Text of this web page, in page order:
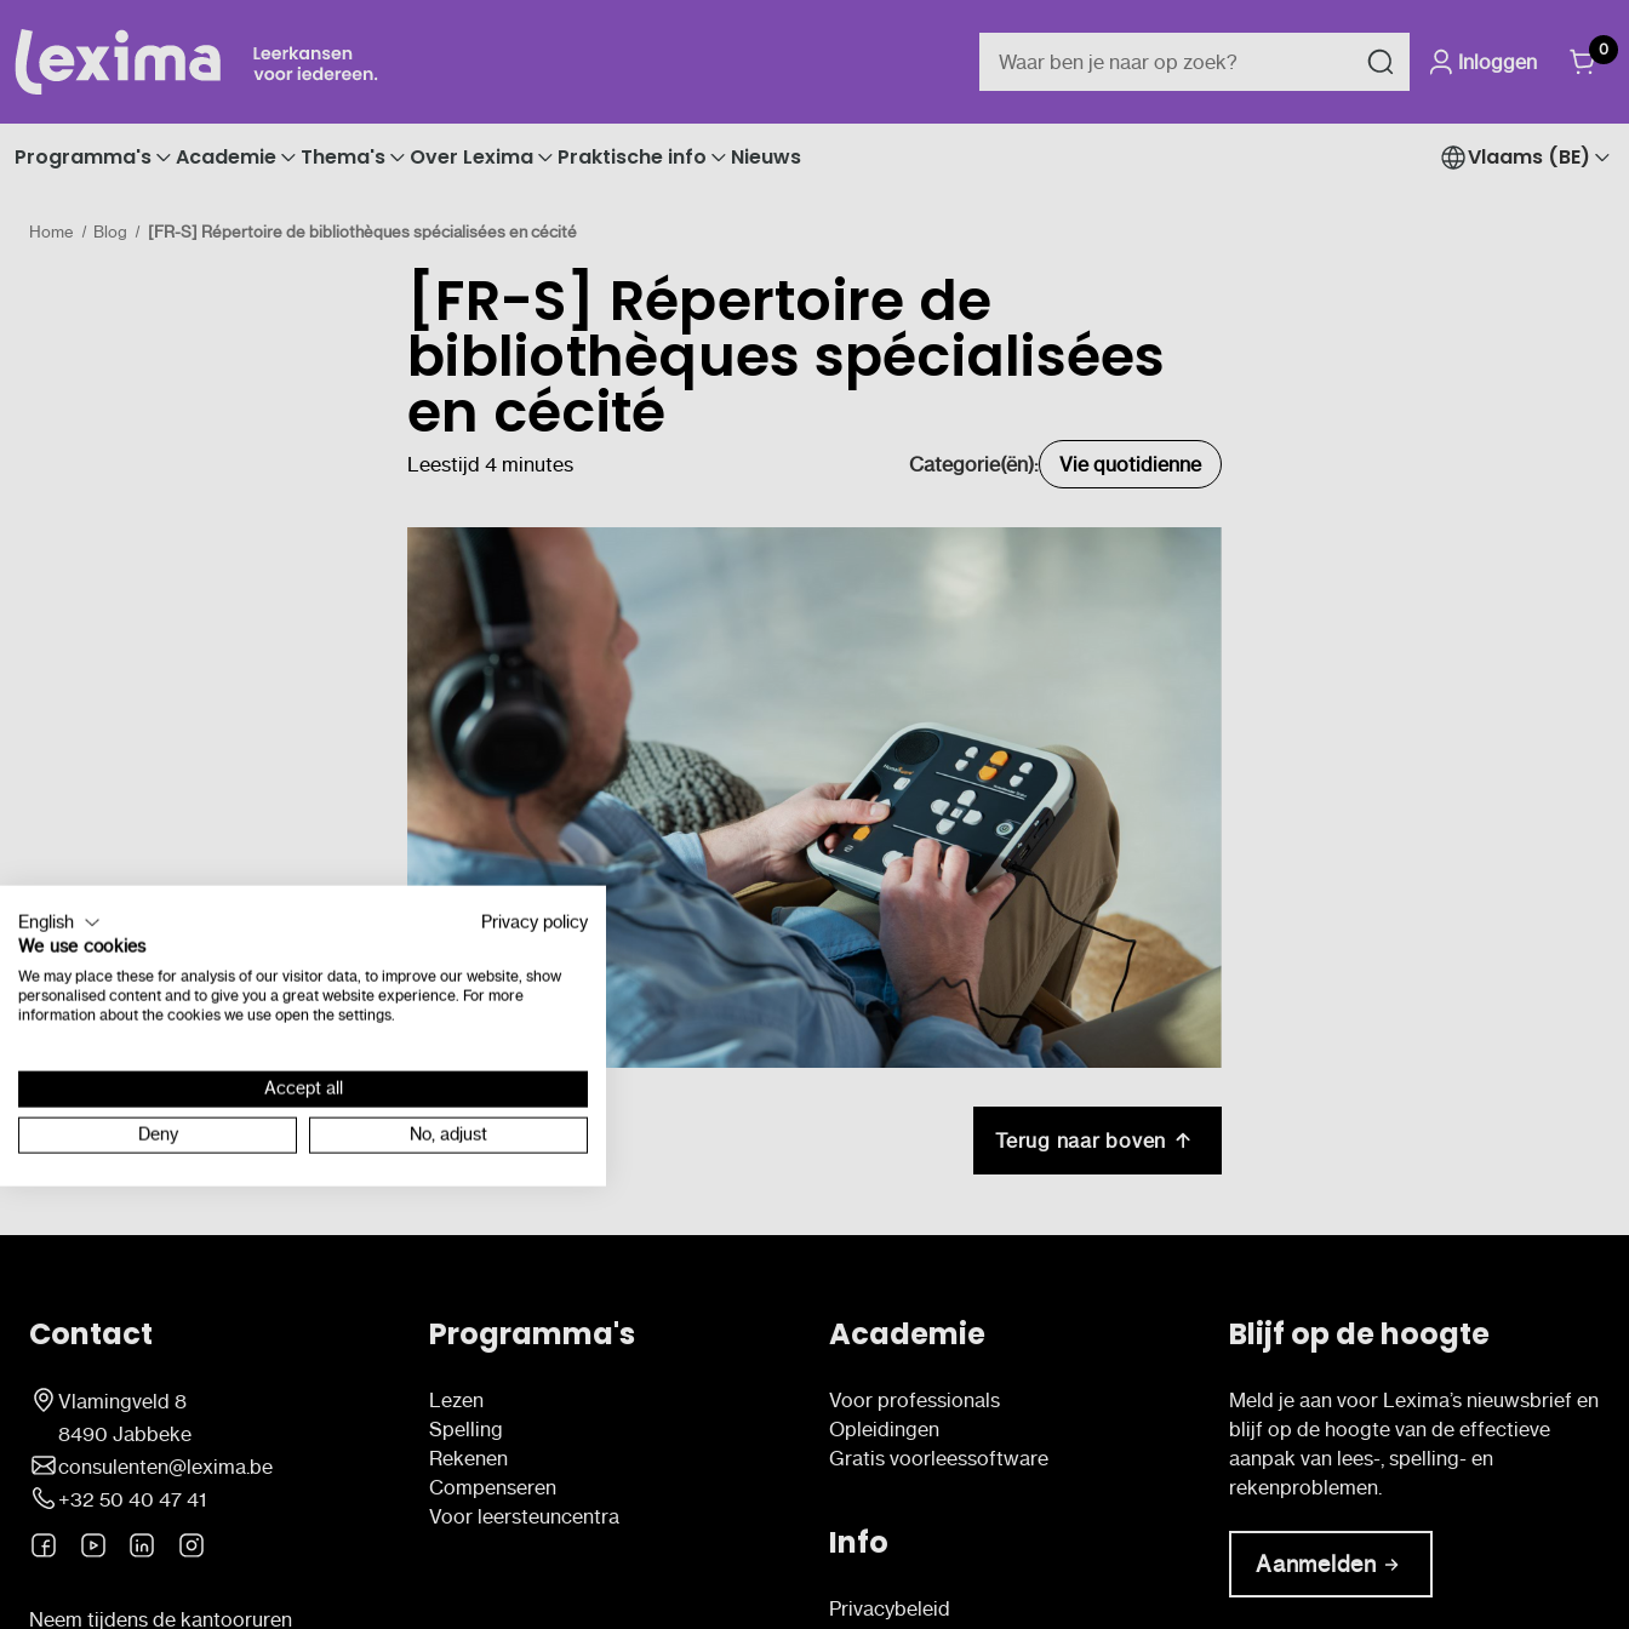
Inloggen
0
Programma's Academie Thema's Over Lexima Praktische info Nieuws Vlaams (BE)
Home Blog [FR-S] Répertoire de bibliothèques spécialisées en cécité
[FR-S] Répertoire de
bibliothèques spécialisées
en cécité
Leestijd 4 minutes Categorie(ën): Vie quotidienne
Terug naar boven
Contact
Vlamingveld 8
8490 Jabbeke
consulenten@lexima.be
+32 50 40 47 41
Neem tijdens de kantooruren
Programma's
Lezen
Spelling
Rekenen
Compenseren
Voor leersteuncentra
Academie
Voor professionals
Opleidingen
Gratis voorleessoftware
Info
Privacybeleid
Blijf op de hoogte
Meld je aan voor Lexima’s nieuwsbrief en
blijf op de hoogte van de effectieve
aanpak van lees-, spelling- en
rekenproblemen.
Aanmelden
English
Privacy policy
We use cookies
We may place these for analysis of our visitor data, to improve our website, show
personalised content and to give you a great website experience. For more
information about the cookies we use open the settings.
Accept all
Deny No, adjust